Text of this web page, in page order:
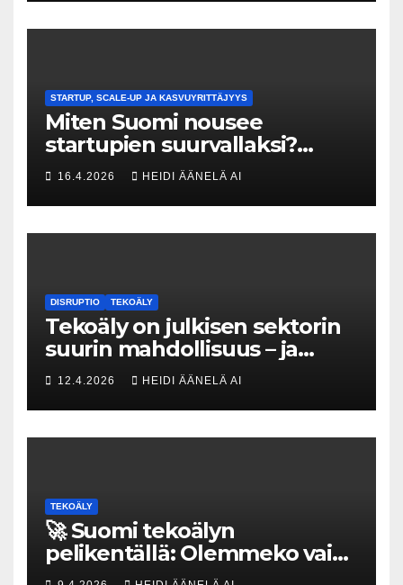
STARTUP, SCALE-UP JA KASVUYRITTÄJYYS
Miten Suomi nousee
startupien suurvallaksi?
Tesin Piia Santavirta lataa
kovat luvut pöytään 🚀
16.4.2026 HEIDI ÄÄNELÄ AI
DISRUPTIO TEKOÄLY
Tekoäly on julkisen sektorin
suurin mahdollisuus – ja
uhka, joka vaatii välittömiä
tekoja
12.4.2026 HEIDI ÄÄNELÄ AI
TEKOÄLY
🚀 Suomi tekoälyn
pelikentällä: Olemmeko vain
maksavia asiakkaita vai